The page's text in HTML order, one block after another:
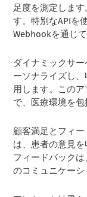
足度を測定しま
す。特別なAPIを
Webhookを通じ
ダイナミックサ
ーソナライズし
用します。この
で、医療環境を包
顧客満足とフィ
は、患者の意見
フィードバック
のコミュニケーシ